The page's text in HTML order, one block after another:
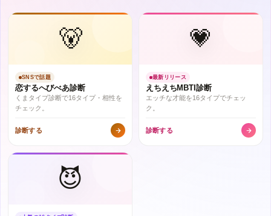
🐻
SNSで話題
恋するへびべあ診断
くまタイプ診断で16タイプ・相性を
チェック。
診断する
💗
最新リリース
えちえちMBTI診断
エッチな才能を16タイプでチェッ
ク。
診断する
😈